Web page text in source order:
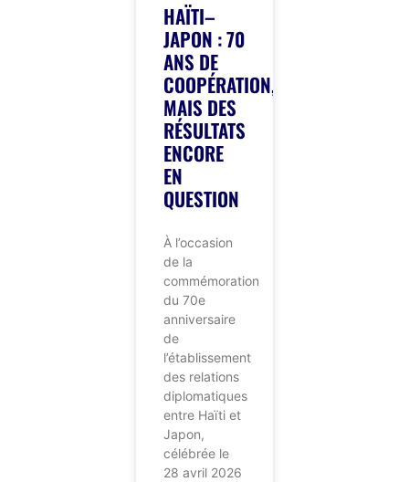
HAÏTI–
JAPON : 70
ANS DE
COOPÉRATION,
MAIS DES
RÉSULTATS
ENCORE
EN
QUESTION
À l’occasion
de la
commémoration
du 70e
anniversaire
de
l’établissement
des relations
diplomatiques
entre Haïti et
Japon,
célébrée le
28 avril 2026